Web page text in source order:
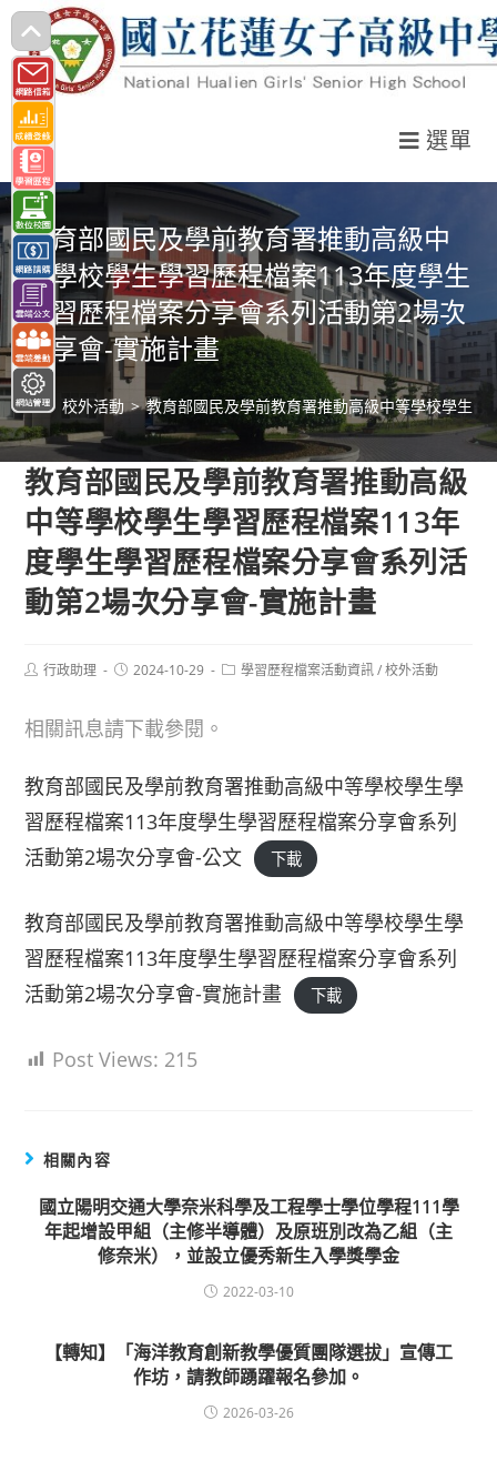
跳
轉
至
主
要
內
容
選單
教育部國民及學前教育署推動高級中
等學校學生學習歷程檔案113年度學生
學習歷程檔案分享會系列活動第2場次
分享會-實施計畫
> 校外活動 > 教育部國民及學前教育署推動高級中等學校學生
教育部國民及學前教育署推動高級
中等學校學生學習歷程檔案113年
度學生學習歷程檔案分享會系列活
動第2場次分享會-實施計畫
Post行政助理
Post2024-10-29
Post學習歷程檔案活動資訊 / 校外活動
相關訊息請下載參閱。
教育部國民及學前教育署推動高級中等學校學生學
習歷程檔案113年度學生學習歷程檔案分享會系列
活動第2場次分享會-公文
下載
教育部國民及學前教育署推動高級中等學校學生學
習歷程檔案113年度學生學習歷程檔案分享會系列
活動第2場次分享會-實施計畫
下載
Post Views: 215
相關內容
國立陽明交通大學奈米科學及工程學士學位學程111學
年起增設甲組（主修半導體）及原班別改為乙組（主
修奈米），並設立優秀新生入學獎學金
2022-03-10
【轉知】「海洋教育創新教學優質團隊選拔」宣傳工
作坊，請教師踴躍報名參加。
2026-03-26